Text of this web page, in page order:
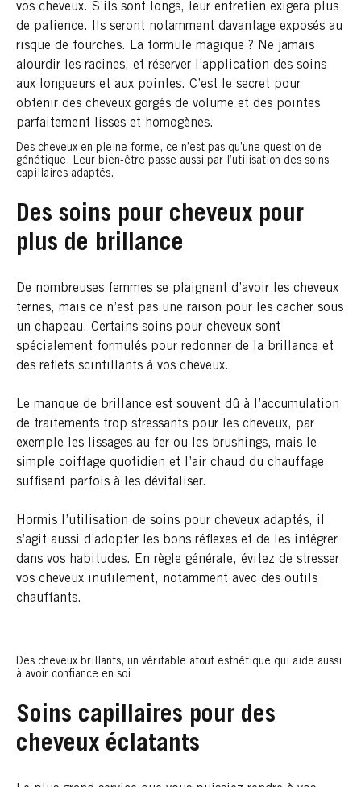
vos cheveux. S’ils sont longs, leur entretien exigera plus
de patience. Ils seront notamment davantage exposés au
risque de fourches. La formule magique ? Ne jamais
alourdir les racines, et réserver l’application des soins
aux longueurs et aux pointes. C’est le secret pour
obtenir des cheveux gorgés de volume et des pointes
parfaitement lisses et homogènes.
Des cheveux en pleine forme, ce n’est pas qu’une question de
génétique. Leur bien-être passe aussi par l’utilisation des soins
capillaires adaptés.
Des soins pour cheveux pour
plus de brillance
De nombreuses femmes se plaignent d’avoir les cheveux
ternes, mais ce n’est pas une raison pour les cacher sous
un chapeau. Certains soins pour cheveux sont
spécialement formulés pour redonner de la brillance et
des reflets scintillants à vos cheveux.
Le manque de brillance est souvent dû à l’accumulation
de traitements trop stressants pour les cheveux, par
exemple les
lissages au fer ou les brushings, mais le
simple coiffage quotidien et l’air chaud du chauffage
suffisent parfois à les dévitaliser.
Hormis l’utilisation de soins pour cheveux adaptés, il
s’agit aussi d’adopter les bons réflexes et de les intégrer
dans vos habitudes. En règle générale, évitez de stresser
vos cheveux inutilement, notamment avec des outils
chauffants.
Des cheveux brillants, un véritable atout esthétique qui aide aussi
à avoir confiance en soi
Soins capillaires pour des
cheveux éclatants